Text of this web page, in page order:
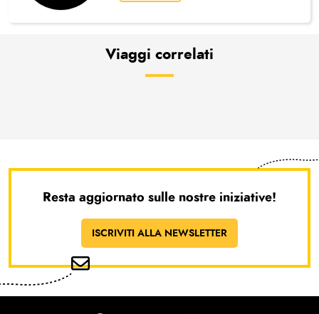
Viaggi correlati
Resta aggiornato sulle nostre iniziative!
ISCRIVITI ALLA NEWSLETTER